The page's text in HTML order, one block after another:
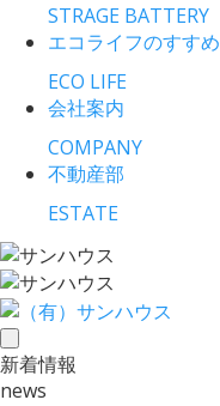
STRAGE BATTERY
エコライフのすすめ
ECO LIFE
会社案内
COMPANY
不動産部
ESTATE
toggle
navigation
新着情報
news